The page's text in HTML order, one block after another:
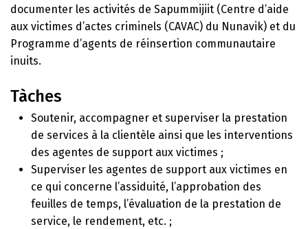
documenter les activités de Sapummijiit (Centre d’aide
aux victimes d’actes criminels (CAVAC) du Nunavik) et du
Programme d’agents de réinsertion communautaire
inuits.
Tàches
Soutenir, accompagner et superviser la prestation
de services à la clientèle ainsi que les interventions
des agentes de support aux victimes ;
Superviser les agentes de support aux victimes en
ce qui concerne l’assiduité, l’approbation des
feuilles de temps, l’évaluation de la prestation de
service, le rendement, etc. ;